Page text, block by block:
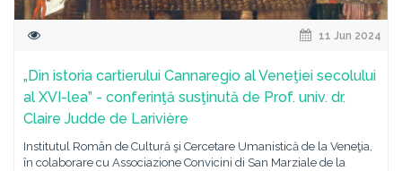
11 Jun 2024
„Din istoria cartierului Cannaregio al Veneţiei secolului
al XVI-lea” - conferinţă susţinută de Prof. univ. dr.
Claire Judde de Larivière
Institutul Român de Cultură şi Cercetare Umanistică de la Veneţia,
în colaborare cu Associazione Convicini di San Marziale de la